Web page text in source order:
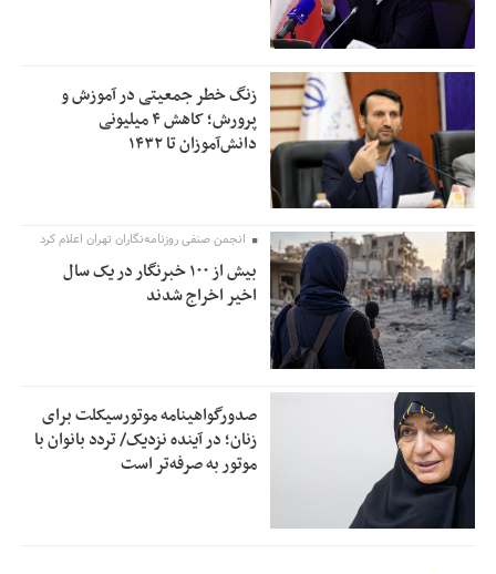
زنگ خطر جمعیتی در آموزش و
پرورش؛ کاهش ۴ میلیونی
دانش‌آموزان تا ۱۴۳۲
انجمن صنفی روزنامه‌نگاران تهران اعلام کرد
بیش از ۱۰۰ خبرنگار در یک سال
اخیر اخراج شدند
صدورگواهینامه موتورسیکلت برای
زنان؛ در آینده نزدیک/ تردد بانوان با
موتور به‌ صرفه‌تر است